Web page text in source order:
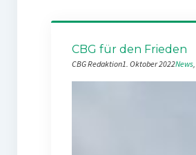
CBG für den Frieden
CBG Redaktion1. Oktober 2022News,